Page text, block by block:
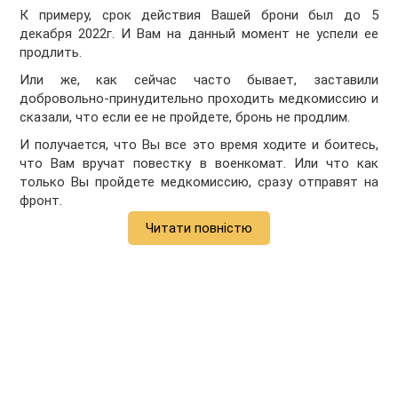
К примеру, срок действия Вашей брони был до 5
декабря 2022г. И Вам на данный момент не успели ее
продлить.
Или же, как сейчас часто бывает, заставили
добровольно-принудительно проходить медкомиссию и
сказали, что если ее не пройдете, бронь не продлим.
И получается, что Вы все это время ходите и боитесь,
что Вам вручат повестку в военкомат. Или что как
только Вы пройдете медкомиссию, сразу отправят на
фронт.
Читати повністю